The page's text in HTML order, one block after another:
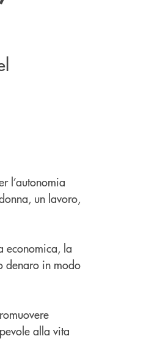
l’autonomia
un lavoro,
economica, la
denaro in modo
alla vita